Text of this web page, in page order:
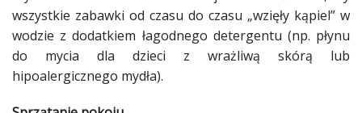
wszystkie zabawki od czasu do czasu „wzięły kąpiel” w
wodzie zdodatkiem łagodnego detergentu (np. płynu
do mycia dla dzieci z wrażliwą skórą lub
hipoalergicznego mydła).